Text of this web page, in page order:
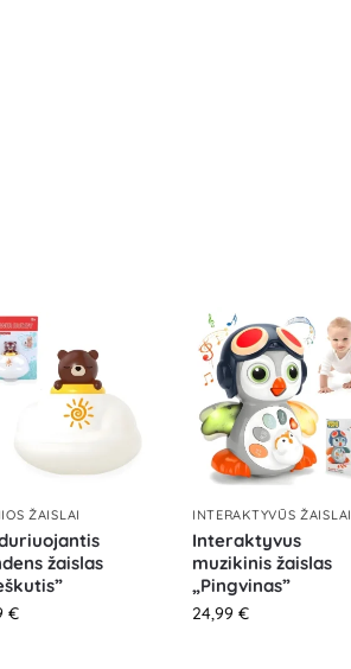
ŽAISLAI
žaislas
€
INTERAKTYVŪS ŽAISLAI
Interaktyvus
muzikinis žaislas
„Pingvinas”
24,99 €